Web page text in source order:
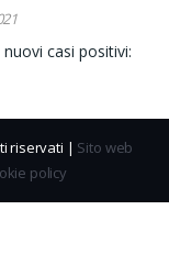
casi positivi:
riservati | Sito web
policy